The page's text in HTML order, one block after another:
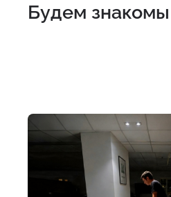
Будем знакомы